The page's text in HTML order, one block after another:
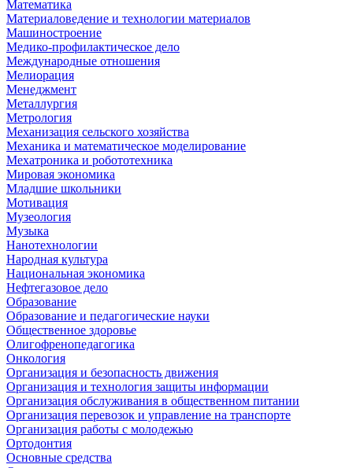
Математика
Материаловедение и технологии материалов
Машиностроение
Медико-профилактическое дело
Международные отношения
Мелиорация
Менеджмент
Металлургия
Метрология
Механизация сельского хозяйства
Механика и математическое моделирование
Мехатроника и робототехника
Мировая экономика
Младшие школьники
Мотивация
Музеология
Музыка
Нанотехнологии
Народная культура
Национальная экономика
Нефтегазовое дело
Образование
Образование и педагогические науки
Общественное здоровье
Олигофренопедагогика
Онкология
Организация и безопасность движения
Организация и технология защиты информации
Организация обслуживания в общественном питании
Организация перевозок и управление на транспорте
Организация работы с молодежью
Ортодонтия
Основные средства